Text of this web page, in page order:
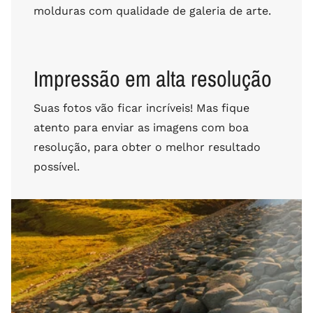
molduras com qualidade de galeria de arte.
Impressão em alta resolução
Suas fotos vão ficar incríveis! Mas fique
atento para enviar as imagens com boa
resolução, para obter o melhor resultado
possível.